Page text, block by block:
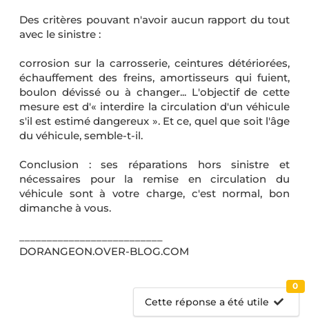
Des critères pouvant n'avoir aucun rapport du tout
avec le sinistre :
corrosion sur la carrosserie, ceintures détériorées,
échauffement des freins, amortisseurs qui fuient,
boulon dévissé ou à changer... L'objectif de cette
mesure est d'« interdire la circulation d'un véhicule
s'il est estimé dangereux ». Et ce, quel que soit l'âge
du véhicule, semble-t-il.
Conclusion :ses réparations hors sinistre et
nécessaires pour la remise en circulation du
véhicule sont à votre charge, c'est normal, bon
dimanche à vous.
DORANGEON.OVER-BLOG.COM
Cette réponse a été utile
0